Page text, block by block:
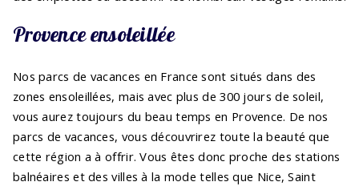
Provence ensoleillée
Nos parcs de vacances en France sont situés dans des
zones ensoleillées, mais avec plus de 300 jours de soleil,
vous aurez toujours du beau temps en Provence. De nos
parcs de vacances, vous découvrirez toute la beauté que
cette région a à offrir. Vous êtes donc proche des stations
balnéaires et des villes à la mode telles que Nice, Saint